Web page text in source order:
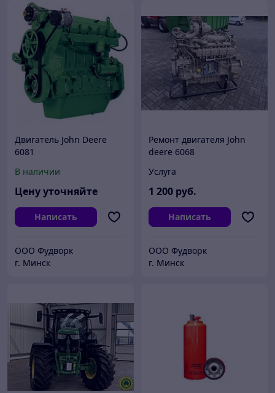
Двигатель John Deere
6081
В наличии
Цену уточняйте
Написать
ООО Фудворк
г. Минск
Ремонт двигателя John
deere 6068
Услуга
1 200 руб.
Написать
ООО Фудворк
г. Минск